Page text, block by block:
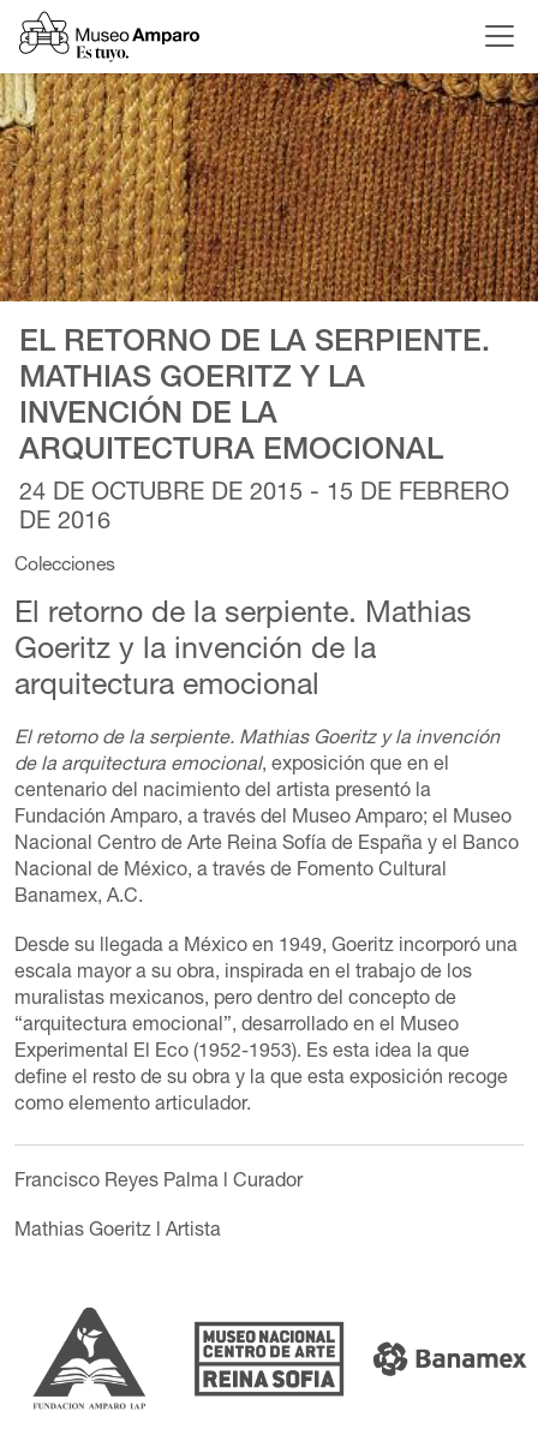
EL RETORNO DE LA SERPIENTE.
MATHIAS GOERITZ Y LA
INVENCIÓN DE LA
ARQUITECTURA EMOCIONAL
24 DE OCTUBRE DE 2015 - 15 DE FEBRERO
DE 2016
Colecciones
El retorno de la serpiente. Mathias
Goeritz y la invención de la
arquitectura emocional
El retorno de la serpiente. Mathias Goeritz y la invención
de la arquitectura emocional, exposición que en el
centenario del nacimiento del artista presentó la
Fundación Amparo, a través del Museo Amparo; el Museo
Nacional Centro de Arte Reina Sofía de España y el Banco
Nacional de México, a través de Fomento Cultural
Banamex, A.C.
Desde su llegada a México en 1949, Goeritz incorporó una
escala mayor a su obra, inspirada en el trabajo de los
muralistas mexicanos, pero dentro del concepto de
“arquitectura emocional”, desarrollado en el Museo
Experimental El Eco (1952-1953). Es esta idea la que
define el resto de su obra y la que esta exposición recoge
como elemento articulador.
Francisco Reyes Palmal Curador
Mathias Goeritzl Artista